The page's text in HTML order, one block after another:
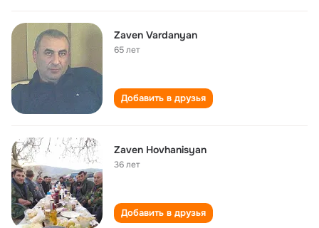
Zaven Vardanyan
65 лет
Добавить в друзья
Zaven Hovhanisyan
36 лет
Добавить в друзья